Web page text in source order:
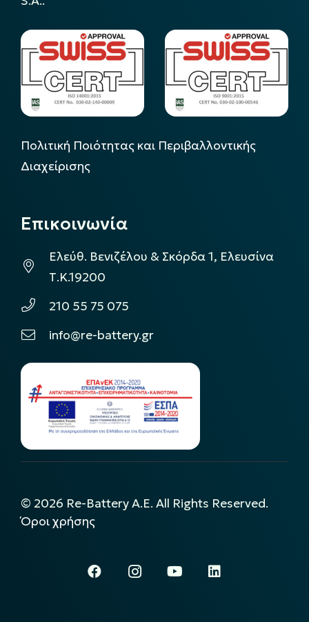
Πολιτική Ποιότητας και Περιβαλλοντικής
Διαχείρισης
Επικοινωνία
Ελεύθ. Βενιζέλου & Σκόρδα 1, Ελευσίνα
Τ.Κ.19200
210 55 75 075
info@re-battery.gr
© 2026 Re-Battery A.E. All Rights Reserved.
Όροι χρήσης